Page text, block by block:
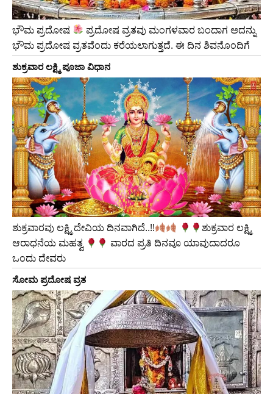
ಭೌಮ ಪ್ರದೋಷ
ಪ್ರದೋಷ ವ್ರತವು ಮಂಗಳವಾರ ಬಂದಾಗ ಅದನ್ನು
ಭೌಮ ಪ್ರದೋಷ ವ್ರತವೆಂದು ಕರೆಯಲಾಗುತ್ತದೆ. ಈ ದಿನ ಶಿವನೊಂದಿಗೆ
ಶುಕ್ರವಾರ ಲಕ್ಷ್ಮಿ ಪೂಜಾ ವಿಧಾನ
ಶುಕ್ರವಾರವು ಲಕ್ಷ್ಮಿ ದೇವಿಯ ದಿನವಾಗಿದೆ..!!
​ಶುಕ್ರವಾರ ಲಕ್ಷ್ಮಿ
ಆರಾಧನೆಯ ಮಹತ್ವ
ವಾರದ ಪ್ರತಿ ದಿನವೂ ಯಾವುದಾದರೂ
ಒಂದು ದೇವರು
ಸೋಮ ಪ್ರದೋಷ ವ್ರತ